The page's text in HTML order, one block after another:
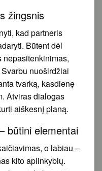
žingsnis
kad partneris
Būtent dėl
nepasitenkinimas,
nuoširdžiai
tvarką, kasdienę
Atviras dialogas
aiškesnį planą.
būtini elementai
o labiau –
kito aplinkybių.